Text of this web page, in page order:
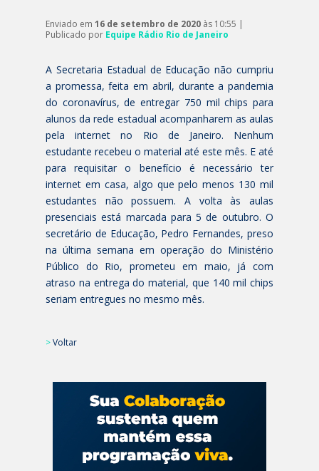
Enviado em 16 de setembro de 2020 às 10:55 |
Publicado por Equipe Rádio Rio de Janeiro
A Secretaria Estadual de Educação não cumpriu
a promessa, feita em abril, durante a pandemia
do coronavírus, de entregar 750 mil chips para
alunos da rede estadual acompanharem as aulas
pela internet no Rio de Janeiro. Nenhum
estudante recebeu o material até este mês. E até
para requisitar o benefício é necessário ter
internet em casa, algo que pelo menos 130 mil
estudantes não possuem. A volta às aulas
presenciais está marcada para 5 de outubro. O
secretário de Educação, Pedro Fernandes, preso
na última semana em operação do Ministério
Público do Rio, prometeu em maio, já com
atraso na entrega do material, que 140 mil chips
seriam entregues no mesmo mês.
>Voltar